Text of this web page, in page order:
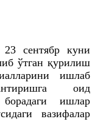
23 сентябркуни
ўтган қурилиш
ишлаб
оид
ишлар
вазифалар